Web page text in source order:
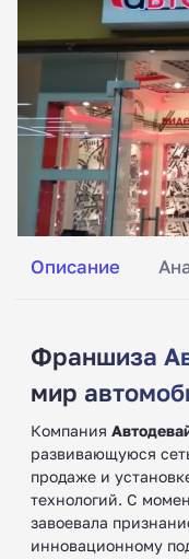
Описание
Франшиза
мир
Компания
развивающуюся
продаже и
технологий. С
завоевала
инновационному